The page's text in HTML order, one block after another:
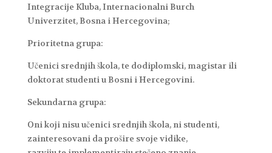
Integracije Kluba, Internacionalni Burch
Univerzitet, Bosna i Hercegovina;
Prioritetna grupa:
Učenici srednjih škola, te dodiplomski, magistar ili
doktorat studenti u Bosni i Hercegovini.
Sekundarna grupa:
Oni koji nisu učenici srednjih škola, ni studenti,
zainteresovani da prošire svoje vidike,